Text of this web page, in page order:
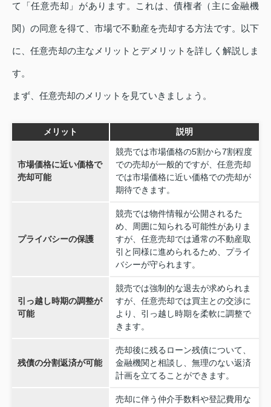
て「任意売却」があります。これは、債権者（主に金融機
関）の同意を得て、市場で不動産を売却する方法です。以下
に、任意売却の主なメリットとデメリットを詳しく解説しま
す。
まず、任意売却のメリットを見ていきましょう。
メリット 説明
市場価格に近い価格で
売却可能
競売では市場価格の5割から7割程度
での売却が一般的ですが、任意売却
では市場価格に近い価格での売却が
期待できます。
プライバシーの保護
競売では物件情報が公開されるた
め、周囲に知られる可能性がありま
すが、任意売却では通常の不動産取
引と同様に進められるため、プライ
バシーが守られます。
引っ越し時期の調整が
可能
競売では強制的な退去が求められま
すが、任意売却では買主との交渉に
より、引っ越し時期を柔軟に調整で
きます。
残債の分割返済が可能
売却後に残るローン残債について、
金融機関と相談し、無理のない返済
計画を立てることができます。
売却に伴う仲介手数料や登記費用な